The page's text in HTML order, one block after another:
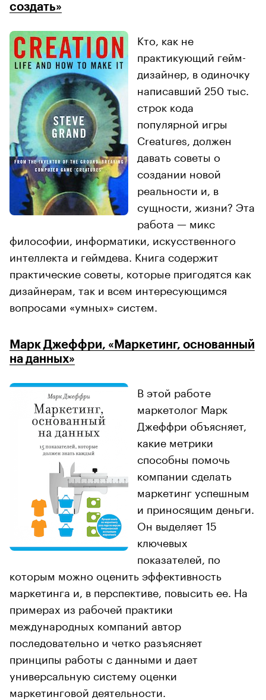
создать»
Кто, как не
практикующий гейм-
дизайнер, в одиночку
написавший 250 тыс.
строк кода
популярной игры
Creatures, должен
давать советы о
создании новой
реальности и, в
сущности, жизни? Эта
работа — микс
философии, информатики, искусственного
интеллекта и геймдева. Книга содержит
практические советы, которые пригодятся как
дизайнерам, так и всем интересующимся
вопросами «умных» систем.
Марк Джеффри, «Маркетинг, основанный
на данных»
В этой работе
маркетолог Марк
Джеффри объясняет,
какие метрики
способны помочь
компании сделать
маркетинг успешным
и приносящим деньги.
Он выделяет 15
ключевых
показателей, по
которым можно оценить эффективность
маркетинга и, в перспективе, повысить ее. На
примерах из рабочей практики
международных компаний автор
последовательно и четко разъясняет
принципы работы с данными и дает
универсальную систему оценки
маркетинговой деятельности.